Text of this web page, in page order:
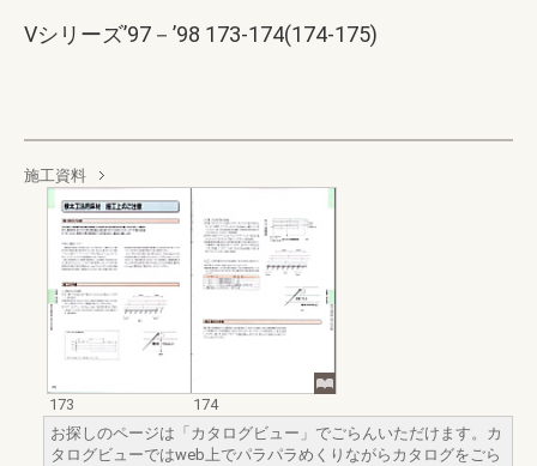
Vシリーズ’97－’98 173-174(174-175)
施工資料
173
174
お探しのページは「カタログビュー」でごらんいただけます。カ
タログビューではweb上でパラパラめくりながらカタログをごら